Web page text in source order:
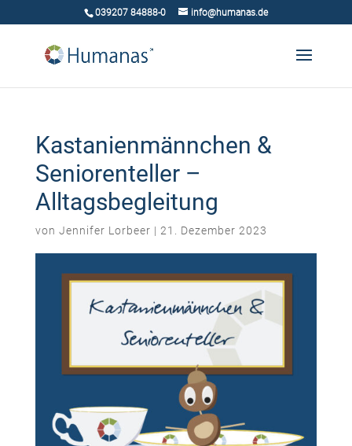
039207 84888-0 info@humanas.de
Kastanienmännchen &
Seniorenteller –
Alltagsbegleitung
von Jennifer Lorbeer | 21. Dezember 2023